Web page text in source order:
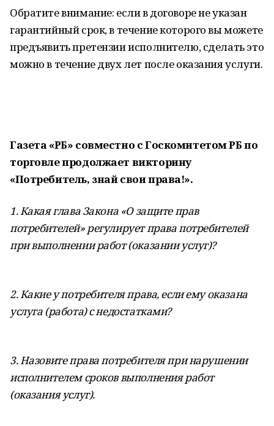
Обратите внимание: если в договоре не указан
гарантийный срок, в течение которого вы можете
предъявить претензии исполнителю, сделать это
можно в течение двух лет после оказания услуги.
Газета «РБ» совместно с Госкомитетом РБ по
торговле продолжает викторину
«Потребитель, знай свои права!».
1. Какая глава Закона «О защите прав
потребителей» регулирует права потребителей
при выполнении работ (оказании услуг)?
2. Какие у потребителя права, если ему оказана
услуга (работа) с недостатками?
3. Назовите права потребителя при нарушении
исполнителем сроков выполнения работ
(оказания услуг).